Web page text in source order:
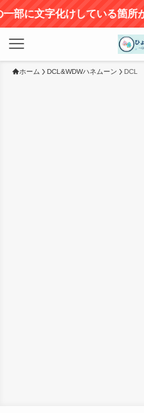
る箇所があります。閲覧
ホーム DCL&WDWハネムーン DCL